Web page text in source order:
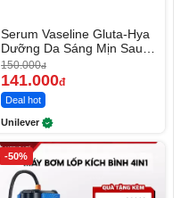
Serum Vaseline Gluta-Hya
Dưỡng Da Sáng Mịn Sau 7
Ngày
150.000đ
141.000đ
Deal hot
Unilever
-50%